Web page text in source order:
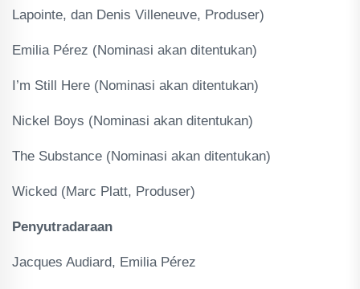
Lapointe, dan Denis Villeneuve, Produser)
Emilia Pérez (Nominasi akan ditentukan)
I’m Still Here (Nominasi akan ditentukan)
Nickel Boys (Nominasi akan ditentukan)
The Substance (Nominasi akan ditentukan)
Wicked (Marc Platt, Produser)
Penyutradaraan
Jacques Audiard, Emilia Pérez